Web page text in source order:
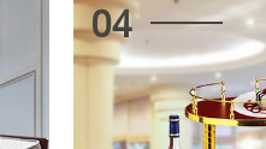
05